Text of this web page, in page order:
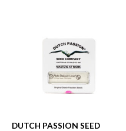
DUTCH PASSION SEED